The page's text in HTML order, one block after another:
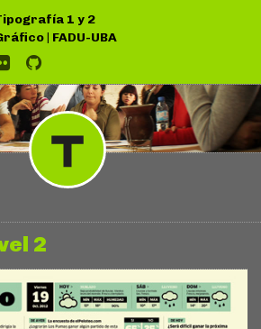
1 y 2
| FADU-UBA
2